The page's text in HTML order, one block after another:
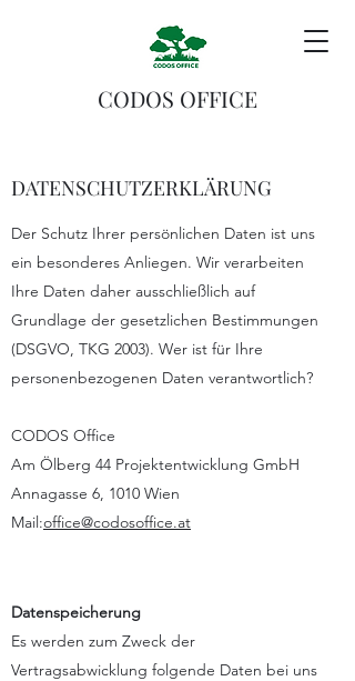
CODOS OFFICE
DATENSCHUTZERKLÄRUNG
Der Schutz Ihrer persönlichen Daten ist uns
ein besonderes Anliegen. Wir verarbeiten
Ihre Daten daher ausschließlich auf
Grundlage der gesetzlichen Bestimmungen
(DSGVO, TKG 2003). Wer ist für Ihre
personenbezogenen Daten verantwortlich?
CODOS Office
Am Ölberg 44 Projektentwicklung GmbH
Annagasse 6, 1010 Wien
Mail:office@codosoffice.at
Datenspeicherung
Es werden zum Zweck der
Vertragsabwicklung folgende Daten bei uns